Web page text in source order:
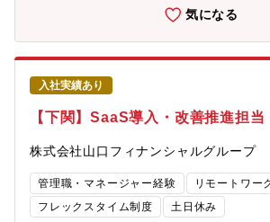
人材を募集します。■（2） ミッション顧客企
し、オペレーションとシステムの両面から最
実効性のある業務改革・DXを実現することが
SaaS導入を目的化せず、「業務改善」と「
果として、要件定義・設計・導入・定着まで
続的に機能する業務モデルの構築に貢献して
■（3） 主な業務内容・顧客の業務フロー・既
理および課題抽出・業務効率化・高度化に向
／システム改善提案・SaaS導入に向けた要件
計・初期設定、運用設計、定着支援の設計お
客・社内・ベンダーとの調整および意思決定
進捗・品質管理・メンバーへのレビュー・指
“ツール導入”ではなく“業務変革”に関われる
気になる
入社実績あり
【下関】SaaS導入・改善推進担当
株式会社山口フィナンシャルグループ
管理職・マネージャー経験
リモートワー
フレックスタイム制度
土日休み